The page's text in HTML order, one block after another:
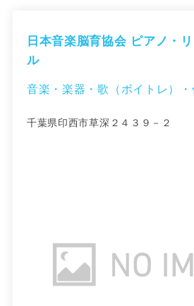
日本音楽脳育協会 ピアノ・
ル
音楽・楽器・歌（ボイトレ）・
千葉県印西市草深２４３９－２